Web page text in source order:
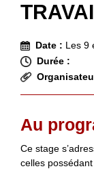
Date : Les 9
Durée :
Au
Ce stage
celles